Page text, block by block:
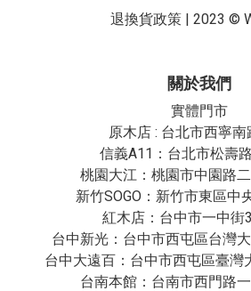
退換貨政策 | 2023 ©
關於我們
實體門市
原木店 : 台北市西寧南
信義A11：台北市松壽
桃園大江：桃園市中園路
新竹SOGO：新竹市東區中
紅木店：台中市一中街
台中新光：台中市西屯區台灣
台中大遠百：台中市西屯區臺灣
台南本館：台南市西門路